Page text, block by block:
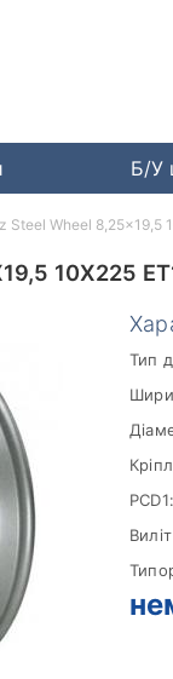
Б/У
10X225
Тип
PCD1:
Steel Wheel 8,25x19,5